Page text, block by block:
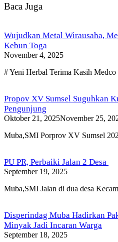
Baca Juga
Wujudkan Metal Wirausaha,
Kebun Toga
November 4, 2025
# Yeni Herbal Terima Kasih
Propov XV Sumsel Suguhkan
Pengunjung
Oktober 21, 2025November 25,
Muba,SMI Porprov XV Sumsel
PU PR, Perbaiki Jalan 2 Desa
September 19, 2025
Muba,SMI Jalan di dua desa
Disperindag Muba Hadirkan
Minyak Jadi Incaran Warga
September 18, 2025